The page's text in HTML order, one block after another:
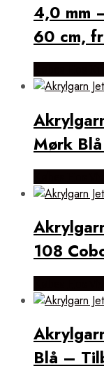
4,0 mm
60 cm,
Mørk
108
Blå –